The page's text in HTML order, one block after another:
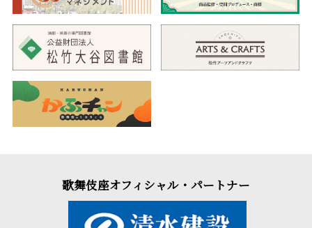
歌舞伎座オフィシャル・パートナー